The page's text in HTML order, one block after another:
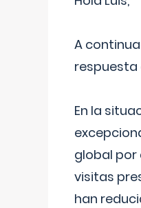
A
respuesta
En la
global por
visitas
han